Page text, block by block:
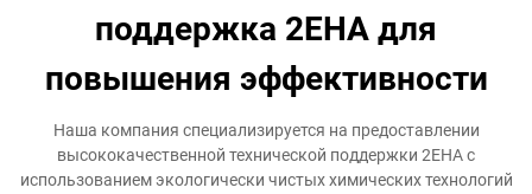
поддержка 2EHA для
повышения эффективности
Наша компания специализируется на предоставлении
высококачественной технической поддержки 2EHA с
использованием экологически чистых химических технологий